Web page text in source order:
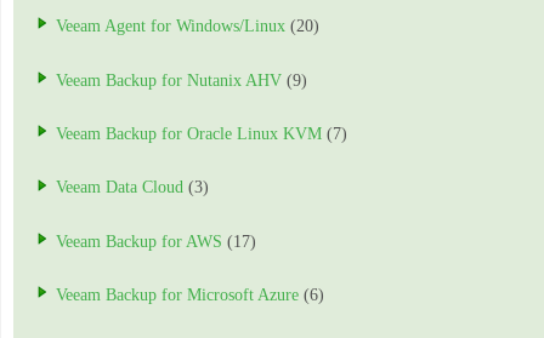
Veeam Agent for Windows/Linux (20)
Veeam Backup for Nutanix AHV (9)
Veeam Backup for Oracle Linux KVM (7)
Veeam Data Cloud (3)
Veeam Backup for AWS (17)
Veeam Backup for Microsoft Azure (6)